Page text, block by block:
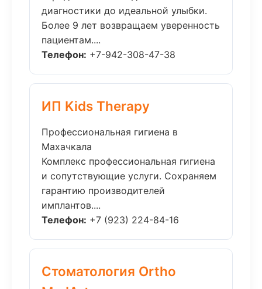
диагностики до идеальной улыбки.
Более 9 лет возвращаем уверенность
пациентам....
Телефон: +7-942-308-47-38
ИП Kids Therapy
Профессиональная гигиена в
Махачкала
Комплекс профессиональная гигиена
и сопутствующие услуги. Сохраняем
гарантию производителей
имплантов....
Телефон: +7 (923) 224-84-16
Стоматология Ortho